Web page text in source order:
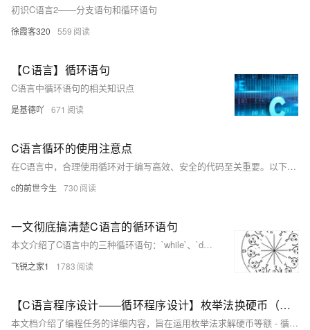
初识C语言2——分支语句和循环语句
徐霞客320 559
【C语言】循环语句
C语言中循环语句的相关知识点
是基德吖 671
C语言循环的使用注意点
在C语言中，合理使用循环对于编写高效、安全的代码至关重要。以下是几点建议：确保循环条件正确以避免无限循环；每次迭代时正确更新循环变量；恰当使用`break`和`continue`控制执行流程；注意嵌套循环中的变量作用域；简化循环体内逻辑；根据需求选择合适的循环类型；注意数据类型以避免溢出；保持良好的缩进和注释习惯；减少重复计算以提升性能；确保循环终止条件明确。遵循这些建议，可以提高代码质量和可维护性。
c的前世今生 730
一文彻底搞清楚C语言的循环语句
本文介绍了C语言中的三种循环语句：`while`、`do-while`和`for`，并详细解释了它们的语法格式、执行流程及应用场景。此外，还讲解了循环控制语句`break`和`continue`的使用方法。希望这些内容能帮助你在编程道路上不断进步，共同成长！
飞锐之家1 1783
【C语言程序设计——循环程序设计】枚举法换硬币（头歌实践教学平台习题）【合集】
本文档介绍了编程任务的详细内容，旨在运用枚举法求解硬币等额 - 循环控制语句（`for`、`while`）及跳转语句（`break`、`continue`）的使用。 - 循环嵌套语句的基本概念和应用，如双重`for`循环、`while`嵌套等。 3. **编程要求**：根据提示在指定区域内补充代码。 4. **测试说明**：平台将对编写的代码进行测试，并给出预期输出结果。 5. **通关代码**：提供完整的代码示例，帮助理解并完成任务。 6. **测试结果**：展示代码运行后的实际输出，验证正确性。 文档结构清晰，逐步引导读者掌握循环结构与嵌套的应用，最终实现硬币兑换的程序设计。